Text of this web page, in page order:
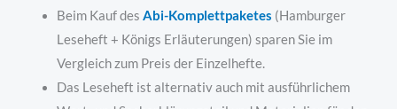
Beim Kauf des Abi-Komplettpaketes (Hamburger
Leseheft + Königs Erläuterungen) sparen Sie im
Vergleich zum Preis der Einzelhefte.
Das Leseheft ist alternativ auch mit ausführlichem